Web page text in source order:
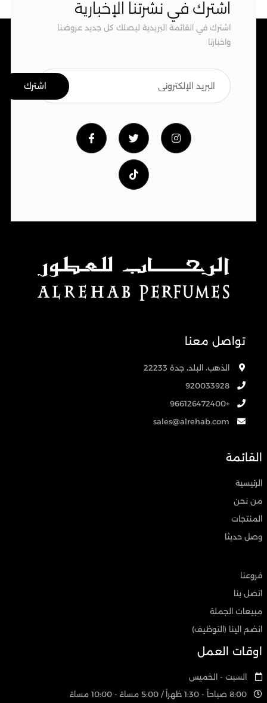
اشترك في نشرتنا الإخبارية
اشترك في القائمة البريدية ليصلك كل جديد عروضنا
واخبارنا
تواصل معنا
الذهب، البلد، جدة 22233
920033928
+966126472400
sales@alrehab.com
القائمة
الرئيسية
من نحن
المنتجات
وصل حديثا
فروعنا
اتصل بنا
مبيعات الجملة
انضم الينا (التوظيف)
اوقات العمل
السبت - الخميس
8:00 صباحاً - 1:30 ظهراً / 5:00 مساءً - 10:00 مساءً